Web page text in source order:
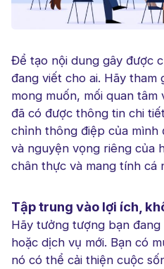
Để tạo nội dung gây được
đang viết cho ai. Hãy tham
mong muốn, mối quan tâm
đã có được thông tin chi
chỉnh thông điệp của
và nguyện vọng riêng của
chân thực và mang tính cá
Tập trung vào lợi ích,
Hãy tưởng tượng bạn
hoặc dịch vụ mới. Bạn có
nó có thể cải thiện cuộc